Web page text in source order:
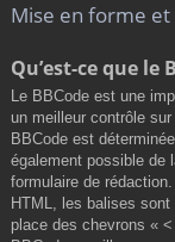
Mise en forme
Qu’est-ce que le
Le BBCode est une
un meilleur contrôle
BBCode est
également possible de
formulaire de
HTML, les balises
place des chevrons «